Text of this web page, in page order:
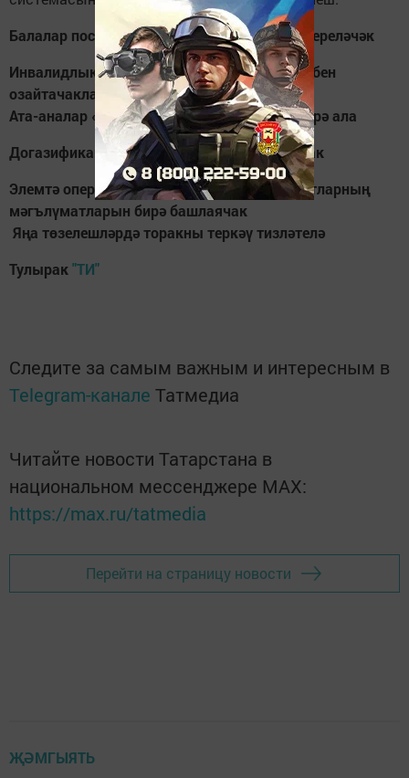
Балалар пособиеләре «Мир» картасына күчереләчәк
Инвалидлык билгеләүнең вакытлыча тәртибен
озайтачаклар
Ата-аналар «мәктәп» түләүләренә гариза бирә ала
Догазификация механизмы эшли башлаячак
Элемтә операторлары запрос буенча клиентларның
мәгълүматларын бирә башлаячак
Яңа төзелешләрдә торакны теркәү тизләтелә
Тулырак"ТИ"
Следите за самым важным и интересным в
Telegram-канале Татмедиа
Читайте новости Татарстана в
национальном мессенджере MАХ:
https://max.ru/tatmedia
Перейти на страницу новости
ҖӘМГЫЯТЬ